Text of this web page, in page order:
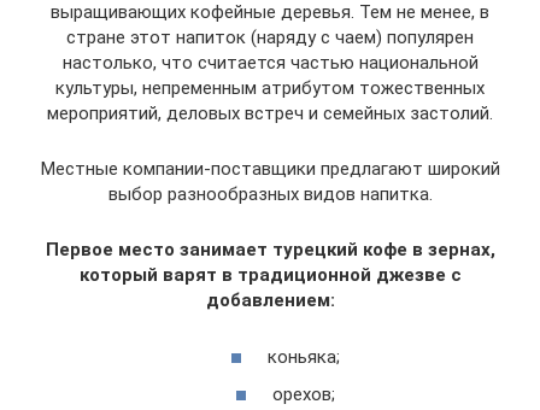
выращивающих кофейные деревья. Тем не менее, в
стране этот напиток (наряду с чаем) популярен
настолько, что считается частью национальной
культуры, непременным атрибутом тожественных
мероприятий, деловых встреч и семейных застолий.
Местные компании-поставщики предлагают широкий
выбор разнообразных видов напитка.
Первое место занимает турецкий кофе в зернах,
который варят в традиционной джезве с
добавлением:
коньяка;
орехов;